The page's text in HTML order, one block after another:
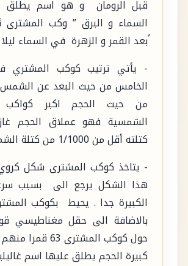
قبل الرومان و هو اسم يطلق
السماء و البرق ” وكب المشترى
ًبعد القمر و الزهرة في السماء
- يأتي ترتيب كوكب المشتري
الخامس من حيث البعد عن
من حيث الحجم اكبر كواكب
الشمسية فهو عملاق الحجم
كتلته أقل من 1/1000 من كتلة الشمس .
- يتاخذ كوكب المشترى شكل
هذا الشكل يرجع الى بسبب
الكبيرة جدا . يحيط بكوكب
بالاضافة الى حقل مغناطيسي
حول كوكب المشترى
كبيرة الحجم يطلق عليها اسم